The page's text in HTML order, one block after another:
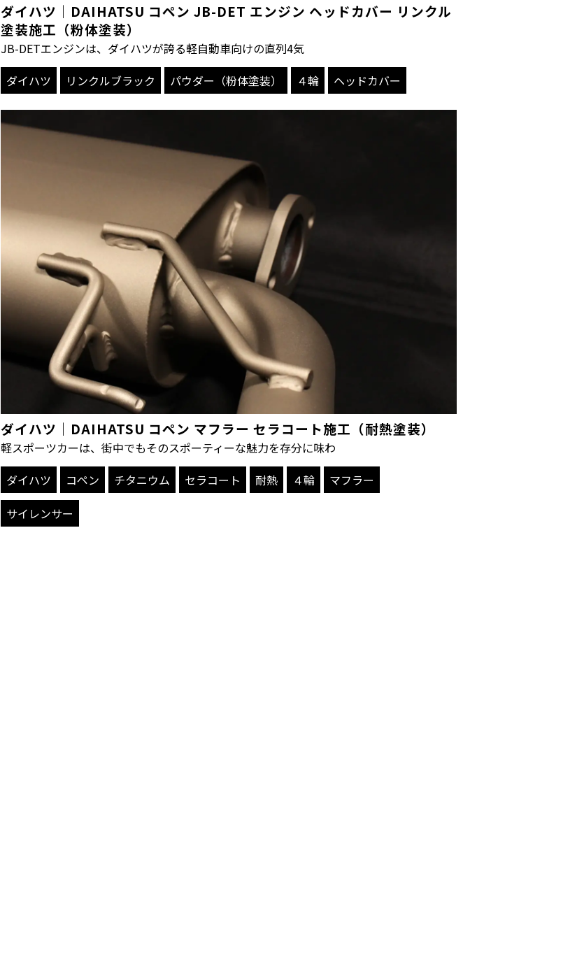
ダイハツ｜DAIHATSU コペン JB-DET エンジン ヘッドカバー リンクル
塗装施工（粉体塗装）
JB-DETエンジンは、ダイハツが誇る軽自動車向けの直列4気
ダイハツ
リンクルブラック パウダー（粉体塗装） ４輪 ヘッドカバー
ダイハツ｜DAIHATSU コペン マフラー セラコート施工（耐熱塗装）
軽スポーツカーは、街中でもそのスポーティーな魅力を存分に味わ
ダイハツ
コペン チタニウム セラコート 耐熱 ４輪
マフラー
サイレンサー